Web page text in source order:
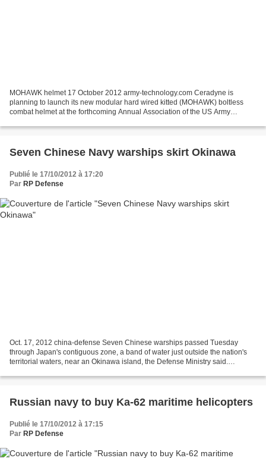
MOHAWK helmet 17 October 2012 army-technology.com Ceradyne is
planning to launch its new modular hard wired kitted (MOHAWK) boltless
combat helmet at the forthcoming Annual Association of the US Army
Seven Chinese Navy warships skirt Okinawa
Publié le 17/10/2012 à 17:20
Par RP Defense
Oct. 17, 2012 china-defense Seven Chinese warships passed Tuesday
through Japan's contiguous zone, a band of water just outside the nation's
territorial waters, near an Okinawa island, the Defense Ministry said.
Russian navy to buy Ka-62 maritime helicopters
Publié le 17/10/2012 à 17:15
Par RP Defense